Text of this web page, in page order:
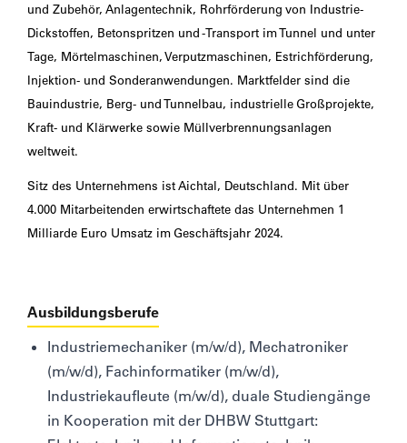
und Zubehör, Anlagentechnik, Rohrförderung von Industrie-
Dickstoffen, Betonspritzen und -Transport im Tunnel und unter
Tage, Mörtelmaschinen, Verputzmaschinen, Estrichförderung,
Injektion- und Sonderanwendungen. Marktfelder sind die
Bauindustrie, Berg- und Tunnelbau, industrielle Großprojekte,
Kraft- und Klärwerke sowie Müllverbrennungsanlagen
weltweit.
Sitz des Unternehmens ist Aichtal, Deutschland. Mit über
4.000 Mitarbeitenden erwirtschaftete das Unternehmen 1
Milliarde Euro Umsatz im Geschäftsjahr 2024.
Ausbildungsberufe
Industriemechaniker (m/w/d), Mechatroniker
(m/w/d), Fachinformatiker (m/w/d),
Industriekaufleute (m/w/d), duale Studiengänge
in Kooperation mit der DHBW Stuttgart: